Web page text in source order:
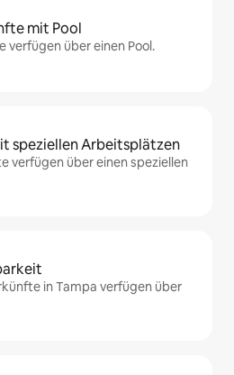
mit Pool
verfügen über einen Pool.
speziellen Arbeitsplätzen
verfügen über einen speziellen
in Tampa verfügen über